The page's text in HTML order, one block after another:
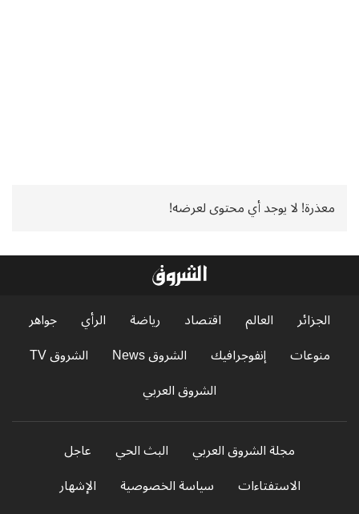
معذرة! لا يوجد أي محتوى لعرضه!
الجزائر العالم اقتصاد رياضة الرأي
جواهر
منوعات
إنفوجرافيك الشروق News
الشروق TV
الشروق العربي
مجلة الشروق العربي البث الحي
عاجل
الاستفتاءات
سياسة الخصوصية الإشهار